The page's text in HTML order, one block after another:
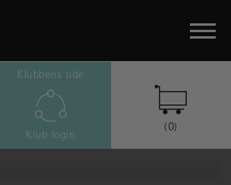
Klubbens side
Klub login
(0)